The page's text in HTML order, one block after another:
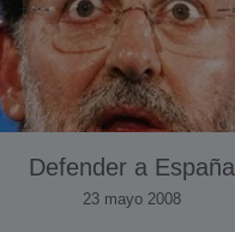
Defender a España
23 mayo 2008